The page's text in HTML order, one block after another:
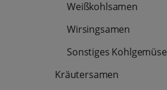
Weißkohlsamen
Wirsingsamen
Sonstiges Kohlgemüse
Kräutersamen